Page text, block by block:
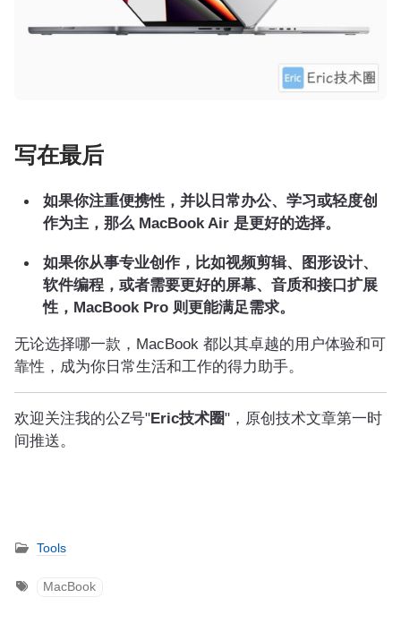
写在最后
如果你注重便携性，并以日常办公、学习或轻度创
作为主，那么 MacBook Air 是更好的选择。
如果你从事专业创作，比如视频剪辑、图形设计、
软件编程，或者需要更好的屏幕、音质和接口扩展
性，MacBook Pro 则更能满足需求。
无论选择哪一款，MacBook 都以其卓越的用户体验和可
靠性，成为你日常生活和工作的得力助手。
欢迎关注我的公Z号"Eric技术圈"，原创技术文章第一时
间推送。
Tools
MacBook